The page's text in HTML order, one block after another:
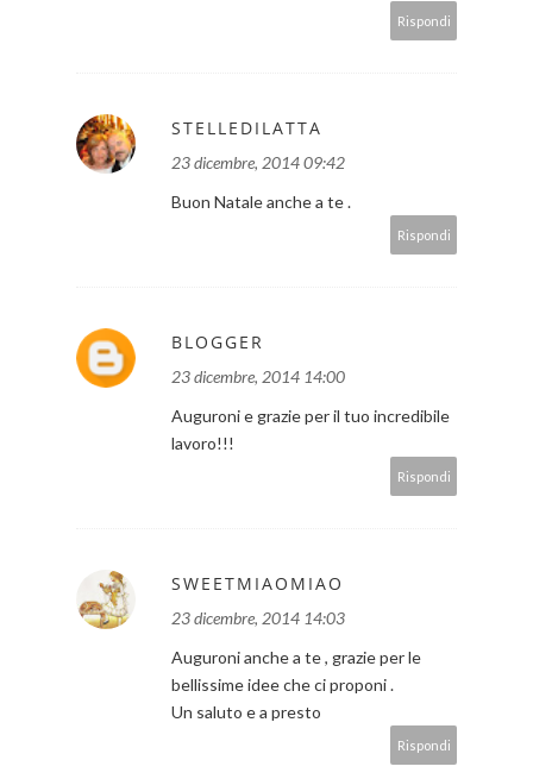
Rispondi
STELLEDILATTA
23 dicembre, 2014 09:42
Buon Natale anche a te .
Rispondi
BLOGGER
23 dicembre, 2014 14:00
Auguroni e grazie per il tuo incredibile
lavoro!!!
Rispondi
SWEETMIAOMIAO
23 dicembre, 2014 14:03
Auguroni anche a te , grazie per le
bellissime idee che ci proponi .
Un saluto e a presto
Rispondi